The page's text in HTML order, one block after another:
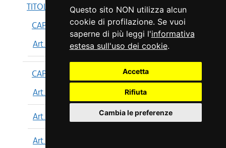
Questo sito NON utilizza alcun
cookie di profilazione. Se vuoi
saperne di più leggi l'informativa
estesa sull'uso dei cookie.
Accetta
Rifiuta
Cambia le preferenze
TITOLO I
CAPO I
Art. 199
CAPO II
Art. 200
Art. 201
Art. 202